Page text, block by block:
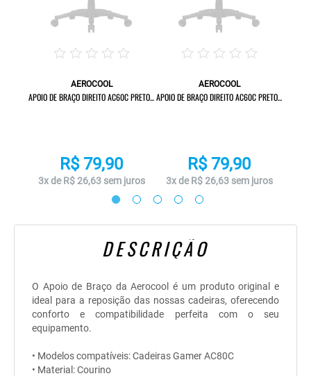
AEROCOOL
APOIO DE BRAÇO DIREITO AC60C PRETO...
R$ 79,90
3x de R$ 26,63 sem juros
AEROCOOL
APOIO DE BRAÇO DIREITO AC60C PRETO...
R$ 79,90
3x de R$ 26,63 sem juros
DESCRIÇÃO
O Apoio de Braço da Aerocool é um produto original e
ideal para a reposição das nossas cadeiras, oferecendo
conforto e compatibilidade perfeita com o seu
equipamento.
• Modelos compatíveis: Cadeiras Gamer AC80C
• Material: Courino